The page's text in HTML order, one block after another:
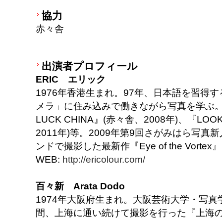
協力
赤々舎
出演者プロフィール
ERIC エリック
1976年香港生まれ。97年、日本語を習得
メラ」に住み込みで働きながら写真を学ぶ
LUCK CHINA』(赤々舎、2008年)、『
2011年)等。2009年第9回さがみはら写真
ンドで撮影した最新作『Eye of the Vortex
WEB: http://ericolour.com/
百々新 Arata Dodo
1974年大阪府生まれ。大阪芸術大学・写
間、上海に通い続けて撮影を行った『上海